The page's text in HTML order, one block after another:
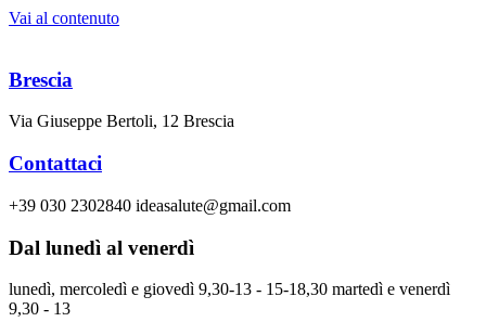
Vai al contenuto
Brescia
Via Giuseppe Bertoli, 12 Brescia
Contattaci
+39 030 2302840 ideasalute@gmail.com
Dal lunedì al venerdì
lunedì, mercoledì e giovedì 9,30-13 - 15-18,30 martedì e venerdì
9,30 - 13